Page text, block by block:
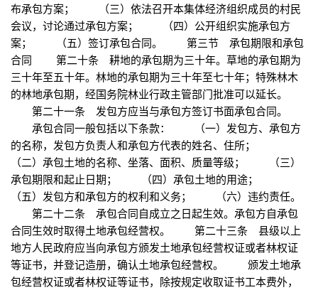
布承包方案； （三）依法召开本集体经济组织成员的村民
会议，讨论通过承包方案； （四）公开组织实施承包方
案； （五）签订承包合同。 第三节 承包期限和承包
合同 第二十条 耕地的承包期为三十年。草地的承包期为
三十年至五十年。林地的承包期为三十年至七十年；特殊林木
的林地承包期，经国务院林业行政主管部门批准可以延长。
第二十一条 发包方应当与承包方签订书面承包合同。
承包合同一般包括以下条款： （一）发包方、承包方
的名称，发包方负责人和承包方代表的姓名、住所；
（二）承包土地的名称、坐落、面积、质量等级； （三）
承包期限和起止日期； （四）承包土地的用途；
（五）发包方和承包方的权利和义务； （六）违约责任。
第二十二条 承包合同自成立之日起生效。承包方自承包
合同生效时取得土地承包经营权。 第二十三条 县级以上
地方人民政府应当向承包方颁发土地承包经营权证或者林权证
等证书，并登记造册，确认土地承包经营权。 颁发土地承
包经营权证或者林权证等证书，除按规定收取证书工本费外，